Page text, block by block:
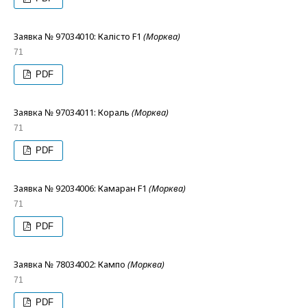
Заявка № 97034010: Калісто F1 (Морква)
71
PDF
Заявка № 97034011: Кораль (Морква)
71
PDF
Заявка № 92034006: Камаран F1 (Морква)
71
PDF
Заявка № 78034002: Кампо (Морква)
71
PDF